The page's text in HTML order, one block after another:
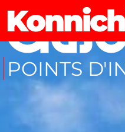
POINTS